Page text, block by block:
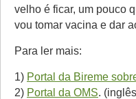
velho é ficar, um pouco
vou tomar vacina e dar
Para ler mais:
1) Portal da Bireme
2) Portal da OMS.